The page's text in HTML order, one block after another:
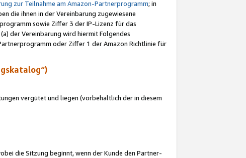
zur Teilnahme am Amazon-Partnerprogramm; in
die ihnen in der Vereinbarung zugewiesene
sowie Ziffer 3 der IP-Lizenz für das
der Vereinbarung wird hiermit Folgendes
oder Ziffer 1 der Amazon Richtlinie für
vergütet und liegen (vorbehaltlich der in diesem
die Sitzung beginnt, wenn der Kunde den Partner-